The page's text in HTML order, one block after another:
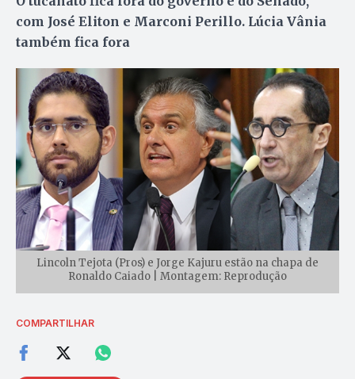
com José Eliton e Marconi Perillo. Lúcia Vânia
também fica fora
Lincoln Tejota (Pros) e Jorge Kajuru estão na chapa de
Ronaldo Caiado | Montagem: Reprodução
COMPARTILHAR